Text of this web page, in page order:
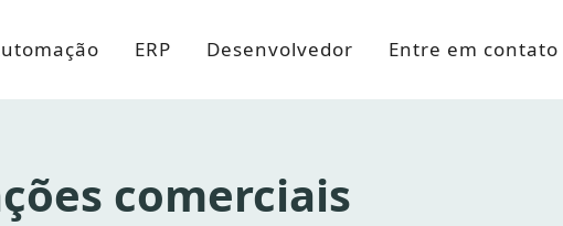
ERP Desenvolvedor Entre em contato
comerciais